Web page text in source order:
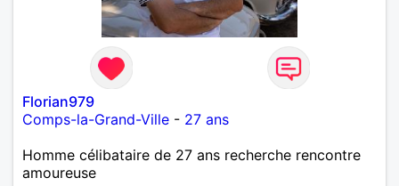
Florian979
Comps-la-Grand-Ville - 27 ans
Homme célibataire de 27 ans recherche rencontre
amoureuse